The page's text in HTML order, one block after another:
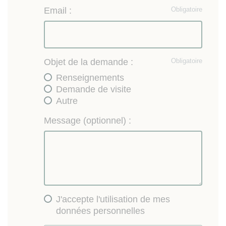
Obligatoire
Email :
Obligatoire
Objet de la demande :
Renseignements
Demande de visite
Autre
Message (optionnel) :
J'accepte l'utilisation de mes
données personnelles